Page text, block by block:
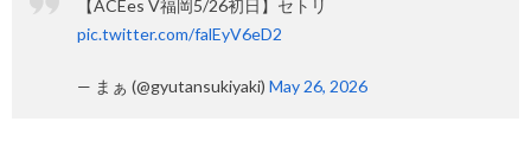
【ACEes V福岡5/26初日】セトリ
pic.twitter.com/falEyV6eD2
— まぁ (@gyutansukiyaki) May 26, 2026